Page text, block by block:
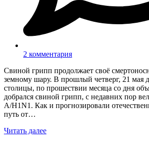
2 комментария
Свиной грипп продолжает своё
земному шару. В прошлый четверг, 21 мая
столицы, по прошествии месяца со дня
добрался свиной грипп, с недавних пор
A/H1N1. Как и прогнозировали
путь от…
Читать далее